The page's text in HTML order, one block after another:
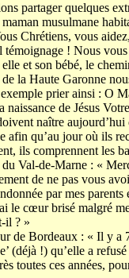
partager quelques
musulmane
Chrétiens, vous
témoignage ! Nous
et son bébé, le
la Haute Garonne
prier ainsi : O
naissance de Jésus
naître
afin qu’au jour où ils
ils comprennent les
Val-de-Marne : «
de ne pas vous
par mes
le cœur brisé malgré
il ? »
de Bordeaux : « Il y a
(déjà !) qu’elle a
toutes ces années,